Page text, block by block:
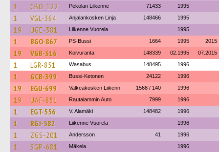
1 CBO-122 Pekolan Liikenne 71433 1995
1 VGL-364 Anjalankosken Linja 148466 1995
19 UGE-381 Liikenne Vuorela 1995
1 BGO-867 PS-Bussi 1664 1995 2015
19 VGB-316 Koivuranta 148339 02.1995 07.2015
1 LGR-851 Wasabus 148495 1996
1 GCB-399 Bussi-Ketonen 24122 1996
19 EGU-699 Valkeakosken Liikenn 1568 / 140 1996
19 UAF-851 Rautalammin Auto 7999 1996
1 EGT-556 V. Alamäki 148482 1996
1 RGJ-582 Liikenne Vuorela 1996
1 ZGS-201 Andersson 41 1996
1 SGP-681 Mäkela 1996